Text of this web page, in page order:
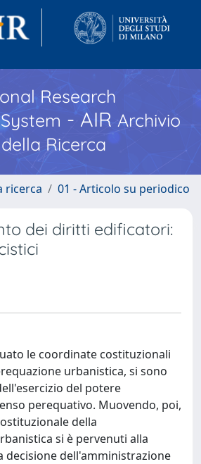
Research
- AIR Archivio
Ricerca
ricerca 01 - Articolo su periodico
dei diritti edificatori:
le coordinate costituzionali
urbanistica, si sono
del potere
perequativo. Muovendo, poi,
della
si è pervenuti alla
decisione dell'amministrazione